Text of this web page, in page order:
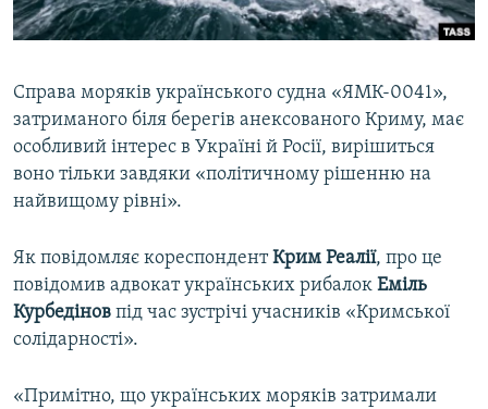
ІНФОГРАФІКА
ДОЛУЧАЙСЯ!
Усі сайти RFE/RL
Справа моряків українського судна «ЯМК-0041»,
затриманого біля берегів анексованого Криму, має
особливий інтерес в Україні й Росії, вирішиться
воно тільки завдяки «політичному рішенню на
найвищому рівні».
Як повідомляє кореспондентКрим Реалії, про це
повідомив адвокат українських рибалок Еміль
Курбедінов під час зустрічі учасників «Кримської
солідарності».
«Примітно, що українських моряків затримали